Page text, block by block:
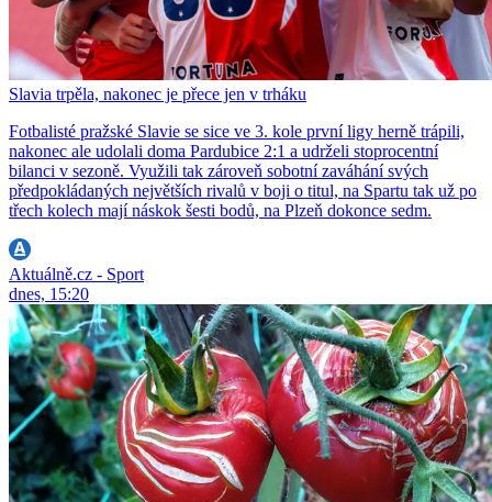
Slavia trpěla, nakonec je přece jen v trháku
Fotbalisté pražské Slavie se sice ve 3. kole první ligy herně trápili,
nakonec ale udolali doma Pardubice 2:1 a udrželi stoprocentní
bilanci v sezoně. Využili tak zároveň sobotní zaváhání svých
předpokládaných největších rivalů v boji o titul, na Spartu tak už po
třech kolech mají náskok šesti bodů, na Plzeň dokonce sedm.
Aktuálně.cz - Sport
dnes, 15:20